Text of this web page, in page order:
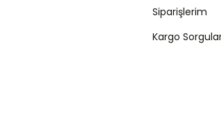
Siparişlerim
Kargo